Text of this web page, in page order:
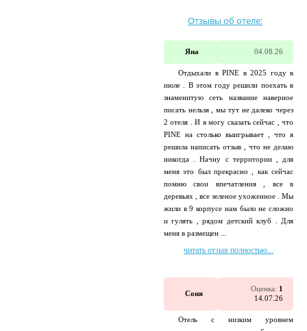
Отзывы об отеле:
Яна 04.08.26
Отдыхали в PINE в 2025 году в
июле . В этом году решили поехать в
знаменитую сеть название наверное
писать нельзя , мы тут не далеко через
2 отеля . И я могу сказать сейчас , что
PINE на столько выигрывает , что я
решила написать отзыв , что не делаю
никогда . Начну с территории , для
меня это был прекрасно , как сейчас
помню свои впечатления , все в
деревьях , все зеленое ухоженное . Мы
жили в 9 корпусе нам было не сложно
и гулять , рядом детский клуб . Для
меня в размещен ...
читать отзыв полностью...
Соня
Оценка: 1
14.07.26
Отель с низким уровнем